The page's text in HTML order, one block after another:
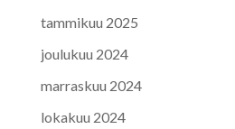
tammikuu 2025
joulukuu 2024
marraskuu 2024
lokakuu 2024